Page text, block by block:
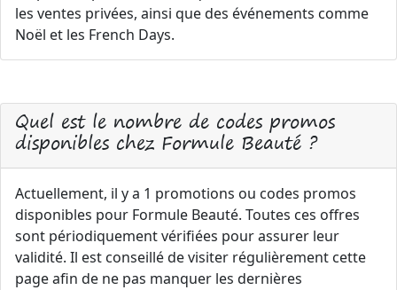
les ventes privées, ainsi que des événements comme
Noël et les French Days.
Quel est le nombre de codes promos
disponibles chez Formule Beauté ?
Actuellement, il y a 1 promotions ou codes promos
disponibles pour Formule Beauté. Toutes ces offres
sont périodiquement vérifiées pour assurer leur
validité. Il est conseillé de visiter régulièrement cette
page afin de ne pas manquer les dernières